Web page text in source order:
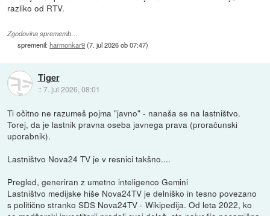
razliko od RTV.
Zgodovina sprememb…
spremenil:harmonkar9(7. jul 2026 ob 07:47)
Tiger
::7. jul 2026, 08:01
Ti očitno ne razumeš pojma "javno" - nanaša se na lastništvo.
Torej, da je lastnik pravna oseba javnega prava (proračunski
uporabnik).
Lastništvo Nova24 TV je v resnici takšno....
Pregled, generiran z umetno inteligenco Gemini
Lastništvo medijske hiše Nova24TV je delniško in tesno povezano
s politično stranko SDS Nova24TV - Wikipedija. Od leta 2022, ko